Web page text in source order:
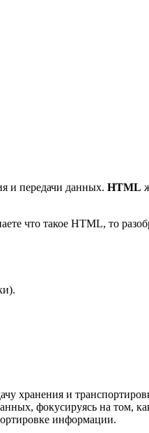
и передачи данных. HTML
что такое HTML, то
хранения и
фокусируясь на том,
информации.